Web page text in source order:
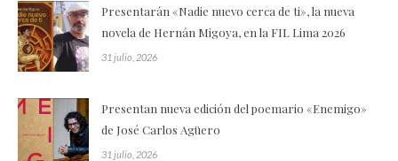
Presentarán «Nadie nuevo cerca de ti», la nueva
novela de Hernán Migoya, en la FIL Lima 2026
31 julio, 2026
Presentan nueva edición del poemario «Enemigo»
de José Carlos Agüero
31 julio, 2026